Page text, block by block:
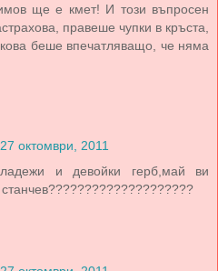
ще е кмет! И този въпросен
правеше чупки в кръста,
беше впечатляващо, че няма
октомври, 2011
и девойки герб,май ви